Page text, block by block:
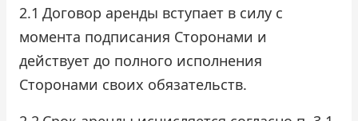
2.1 Договор аренды вступает в силу с
момента подписания Сторонами и
действует до полного исполнения
Сторонами своих обязательств.